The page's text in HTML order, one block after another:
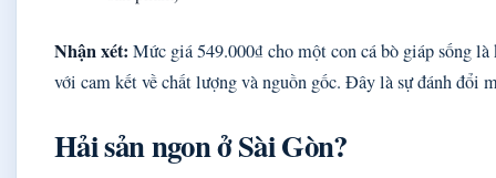
Nhận xét: Mức giá 549.000₫ cho một con cá bò giáp sống
với cam kết về chất lượng và nguồn gốc. Đây là sự đánh đổi
Hải sản ngon ở Sài Gòn?